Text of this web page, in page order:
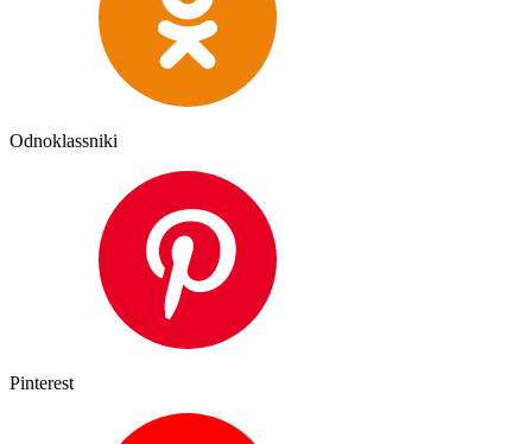
Odnoklassniki
Pinterest